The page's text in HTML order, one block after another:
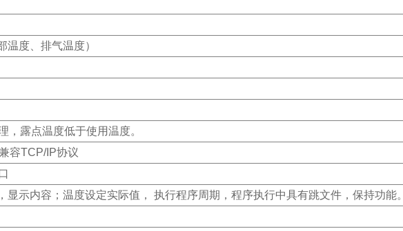
温度、排气温度）
，露点温度低于使用温度。
容TCP/IP协议
示内容；温度设定实际值， 执行程序周期，程序执行中具有跳文件，保持功能。